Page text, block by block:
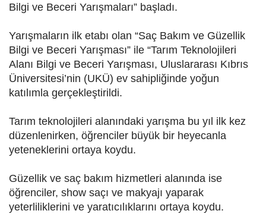
Bilgi ve Beceri Yarışmaları” başladı.
Yarışmaların ilk etabı olan “Saç Bakım ve Güzellik
Bilgi ve Beceri Yarışması” ile “Tarım Teknolojileri
Alanı Bilgi ve Beceri Yarışması, Uluslararası Kıbrıs
Üniversitesi’nin (UKÜ) ev sahipliğinde yoğun
katılımla gerçekleştirildi.
Tarım teknolojileri alanındaki yarışma bu yıl ilk kez
düzenlenirken, öğrenciler büyük bir heyecanla
yeteneklerini ortaya koydu.
Güzellik ve saç bakım hizmetleri alanında ise
öğrenciler, show saçı ve makyajı yaparak
yeterliliklerini ve yaratıcılıklarını ortaya koydu.